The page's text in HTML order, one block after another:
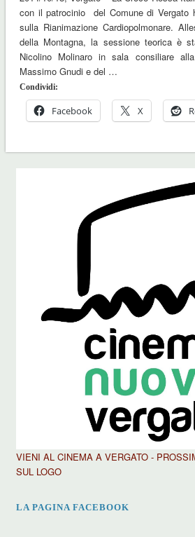
con il patrocinio del Comune di Vergato
sulla Rianimazione Cardiopolmonare.
della Montagna, la sessione teorica è
Nicolino Molinaro in sala consiliare
Massimo Gnudi e del …
Condividi:
Facebook X
VIENI AL CINEMA A VERGATO -
SUL LOGO
LA PAGINA FACEBOOK